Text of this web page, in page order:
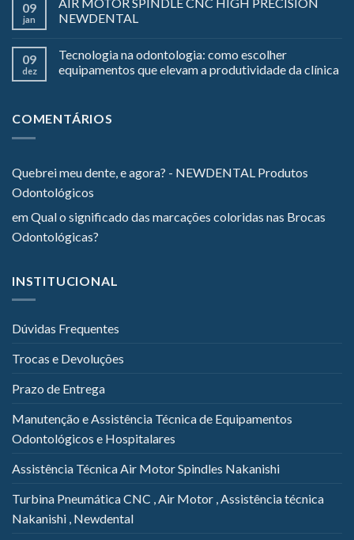
09
jan
NEWDENTAL
09
dez
Tecnologia na odontologia: como escolher
equipamentos que elevam a produtividade da clínica
COMENTÁRIOS
Quebrei meu dente, e agora? - NEWDENTAL Produtos
Odontológicos
emQual o significado das marcações coloridas nas Brocas
Odontológicas?
INSTITUCIONAL
Dúvidas Frequentes
Trocas e Devoluções
Prazo de Entrega
Manutenção e Assistência Técnica de Equipamentos
Odontológicos e Hospitalares
Assistência Técnica Air Motor Spindles Nakanishi
Turbina Pneumática CNC , Air Motor , Assistência técnica
Nakanishi , Newdental